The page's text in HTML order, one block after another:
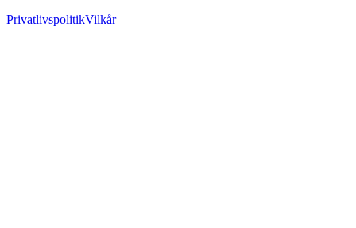
PrivatlivspolitikVilkår